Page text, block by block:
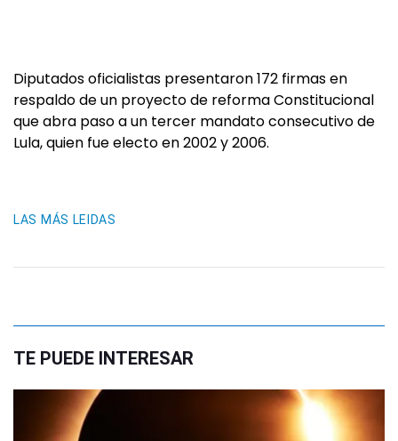
Diputados oficialistas presentaron 172 firmas en
respaldo de un proyecto de reforma Constitucional
que abra paso a un tercer mandato consecutivo de
Lula, quien fue electo en 2002 y 2006.
LAS MÁS LEIDAS
TE PUEDE INTERESAR